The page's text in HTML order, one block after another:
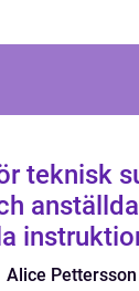
teknisk
Alice Pettersson